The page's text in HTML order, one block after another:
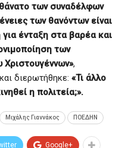
των συναδέλφων
των θανόντων είναι
ένταξη στα βαρέα και
των
,
διερωτήθηκε: «Τι άλλο
η πολιτεία;».
Μιχάλης Γιαννάκος ΠΟΕΔΗΝ
Google+